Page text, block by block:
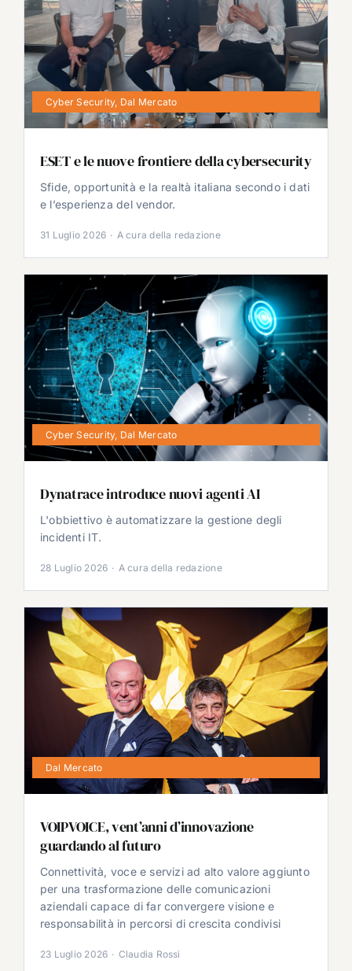
Cyber Security, Dal Mercato
ESET e le nuove frontiere della cybersecurity
Sfide, opportunità e la realtà italiana secondo i dati
e l’esperienza del vendor.
31 Luglio 2026 · A cura della redazione
Cyber Security, Dal Mercato
Dynatrace introduce nuovi agenti AI
L'obbiettivo è automatizzare la gestione degli
incidenti IT.
28 Luglio 2026 · A cura della redazione
Dal Mercato
VOIPVOICE, vent’anni d’innovazione
guardando al futuro
Connettività, voce e servizi ad alto valore aggiunto
per una trasformazione delle comunicazioni
aziendali capace di far convergere visione e
responsabilità in percorsi di crescita condivisi
23 Luglio 2026 · Claudia Rossi